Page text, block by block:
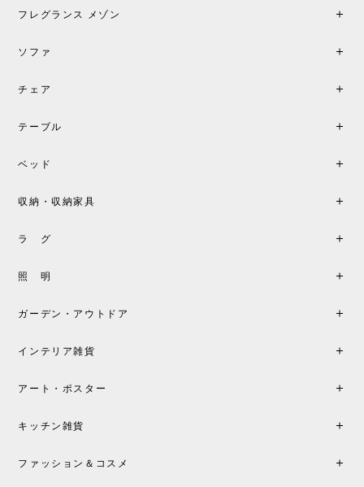
フレグランス メゾン
ソファ
チェア
テーブル
ベッド
収納・収納家具
ラ グ
照 明
ガーデン・アウトドア
インテリア雑貨
アート・ポスター
キッチン雑貨
ファッション＆コスメ